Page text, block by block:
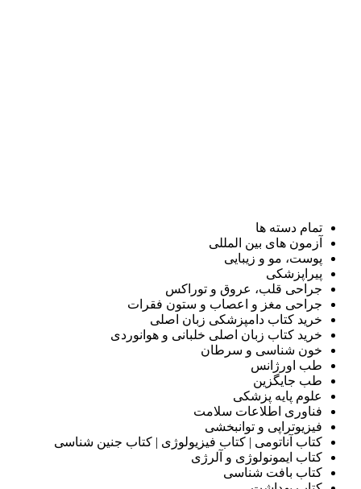
تمام دسته ها
آزمون های بین المللی
پوست، مو و زیبایی
پیراپزشکی
جراحی قلب، عروق و توراکس
جراحی مغز و اعصاب و ستون فقرات
خرید کتاب دامپزشکی زبان اصلی
خرید کتاب زبان اصلی خلبانی و هوانوردی
خون شناسی و سرطان
طب اورژانس
طب جایگزین
علوم پایه پزشکی
فناوری اطلاعات سلامت
فیزیوتراپی و توانبخشی
کتاب آناتومی | کتاب فیزیولوژی | کتاب جنین شناسی
کتاب ایمونولوژی و آلرژی
کتاب بافت شناسی